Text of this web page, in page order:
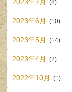
2023年7月 (8)
2023年6月 (10)
2023年5月 (14)
2023年4月 (2)
2022年10月 (1)